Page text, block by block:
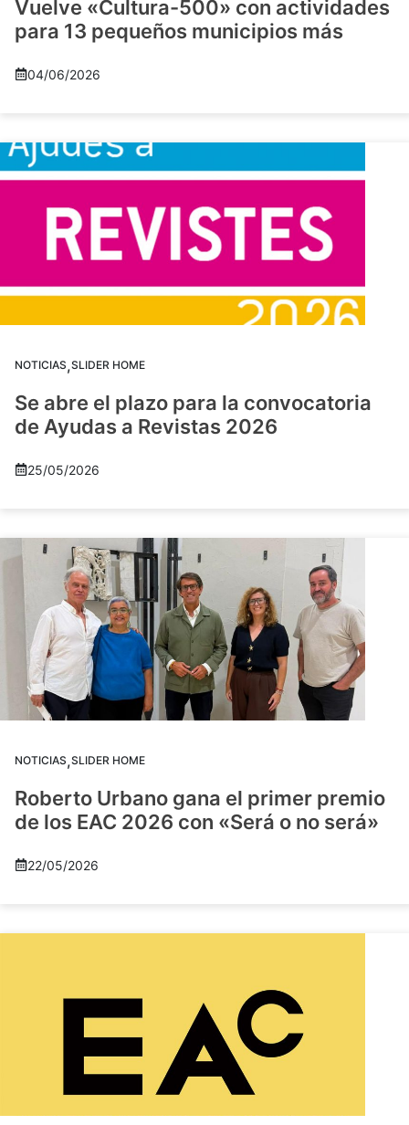
Vuelve «Cultura-500» con actividades
para 13 pequeños municipios más
04/06/2026
NOTICIAS,SLIDER HOME
Se abre el plazo para la convocatoria
de Ayudas a Revistas 2026
25/05/2026
NOTICIAS,SLIDER HOME
Roberto Urbano gana el primer premio
de los EAC 2026 con «Será o no será»
22/05/2026